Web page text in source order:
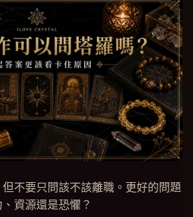
不要只問該不該離職。更好的問題
資源還是恐懼？